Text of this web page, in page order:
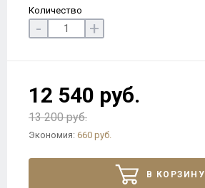
Количество
- +
12 540 руб.
13 200 руб.
Экономия: 660 руб.
В КОРЗИНУ